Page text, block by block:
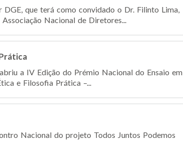
que terá como convidado o Dr. Filinto Lima,
Nacional de Diretores...
a IV Edição do Prémio Nacional do Ensaio em
e Filosofia Prática –...
Nacional do projeto Todos Juntos Podemos